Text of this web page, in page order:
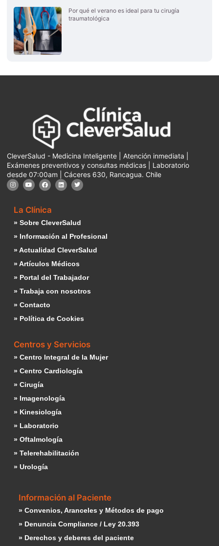
Por qué el verano es ideal para tu cirugía
traumatológica
CleverSalud - Medicina Inteligente | Atención inmediata |
Exámenes preventivos y consultas médicas | Laboratorio
desde 07:00am | Cáceres 630, Rancagua. Chile
La Clínica
» Sobre CleverSalud
» Información al Profesional
» Actualidad CleverSalud
» Artículos Médicos
» Portal del Trabajador
» Trabaja con nosotros
» Contacto
» Política de Cookies
Centros y Servicios
» Centro Integral de la Mujer
» Centro Cardiología
» Cirugía
» Imagenología
» Kinesiología
» Laboratorio
» Oftalmología
» Telerehabilitación
» Urología
Información al Paciente
» Convenios, Aranceles y Métodos de pago
» Denuncia Compliance / Ley 20.393
» Derechos y deberes del paciente